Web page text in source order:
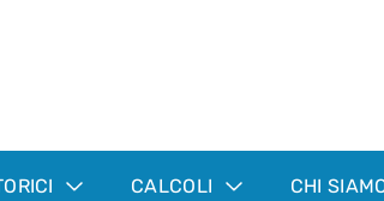
CALCOLI CHI